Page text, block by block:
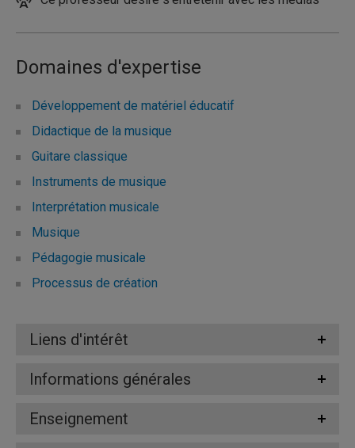
Domaines d'expertise
Développement de matériel éducatif
Didactique de la musique
Guitare classique
Instruments de musique
Interprétation musicale
Musique
Pédagogie musicale
Processus de création
Liens d'intérêt
Informations générales
Enseignement